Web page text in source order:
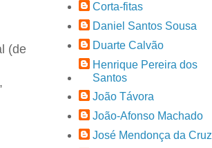
(de
Corta-fitas
Daniel Santos Sousa
Duarte Calvão
Henrique Pereira dos
Santos
João Távora
João-Afonso Machado
José Mendonça da Cruz